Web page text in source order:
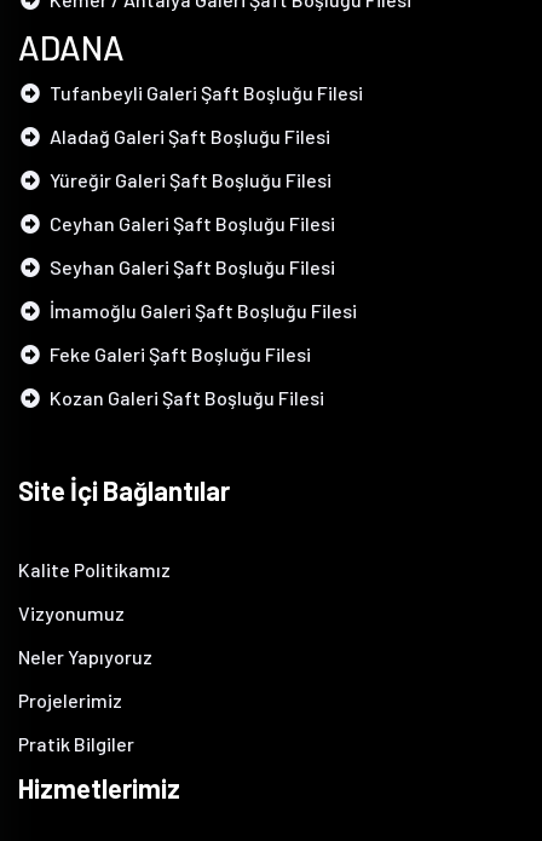
ADANA
Tufanbeyli Galeri Şaft Boşluğu Filesi
Aladağ Galeri Şaft Boşluğu Filesi
Yüreğir Galeri Şaft Boşluğu Filesi
Ceyhan Galeri Şaft Boşluğu Filesi
Seyhan Galeri Şaft Boşluğu Filesi
İmamoğlu Galeri Şaft Boşluğu Filesi
Feke Galeri Şaft Boşluğu Filesi
Kozan Galeri Şaft Boşluğu Filesi
Site İçi Bağlantılar
Kalite Politikamız
Vizyonumuz
Neler Yapıyoruz
Projelerimiz
Pratik Bilgiler
Hizmetlerimiz